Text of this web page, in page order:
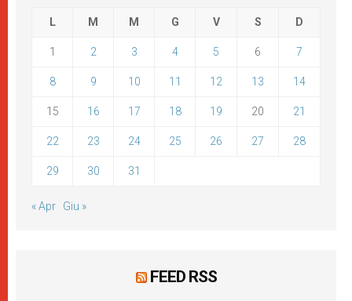
L M M G V S D
1 2 3 4 5 6 7
8 9 10 11 12 13 14
15 16 17 18 19 20 21
22 23 24 25 26 27 28
29 30 31
« Apr Giu »
FEED RSS